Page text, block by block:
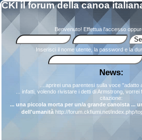
CKI il forum della canoa
Benvenuto! Effettua l'accesso
Inserisci il nome utente, la password e la
News:
....aprirei una parentesi sulla voce "adatto
... infatti, volendo rivistare i detti di Armstrong,
citazione:
... una piccola morta per un/a grande canoista ...
dell'umanità http://forum.ckfiumi.net/index.php/